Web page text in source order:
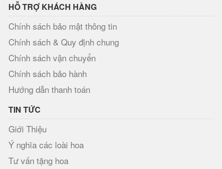
HỖ TRỢ KHÁCH HÀNG
Chính sách bảo mật thông tin
Chính sách & Quy định chung
Chính sách vận chuyển
Chính sách bảo hành
Hướng dẫn thanh toán
TIN TỨC
Giới Thiệu
Ý nghĩa các loài hoa
Tư vấn tặng hoa